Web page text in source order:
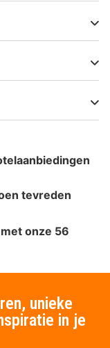
tevreden
onze 56
unieke
in je